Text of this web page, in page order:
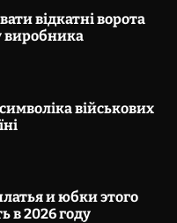
відкатні ворота
виробника
військових
и юбки этого
в 2026 году